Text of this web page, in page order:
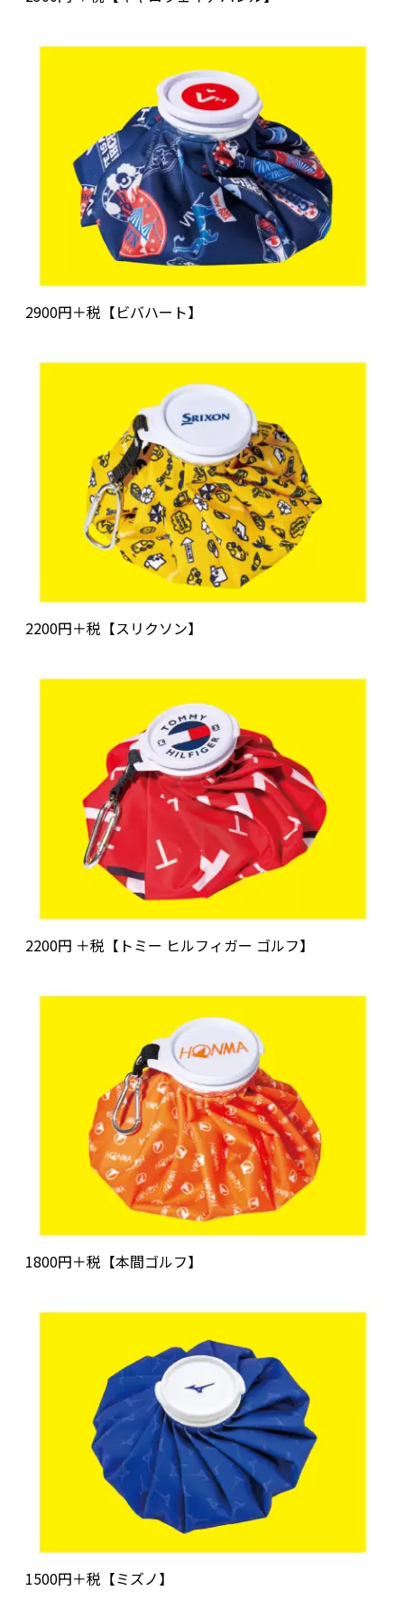
2900円＋税【ビバハート】
2200円＋税【スリクソン】
2200円 ＋税【トミー ヒルフィガー ゴルフ】
1800円＋税【本間ゴルフ】
1500円＋税【ミズノ】